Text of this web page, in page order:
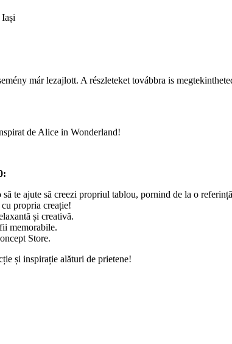
már lezajlott. A részleteket továbbra is
de Alice in Wonderland!
te ajute să creezi propriul tablou, pornind de la o
propria creație!
și creativă.
memorabile.
Store.
și inspirație alături de prietene!